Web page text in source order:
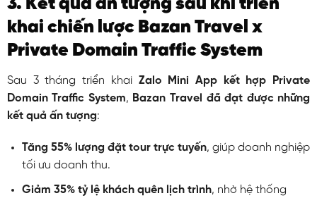
3. Kết quả ấn tượng sau khi triển
khai chiến lược Bazan Travel x
Private Domain Traffic System
Sau 3 tháng triển khai Zalo Mini App kết hợp Private
Domain Traffic System, Bazan Travel đã đạt được những
kết quả ấn tượng:
Tăng 55% lượng đặt tour trực tuyến, giúp doanh nghiệp
tối ưu doanh thu.
Giảm 35% tỷ lệ khách quên lịch trình, nhờ hệ thống